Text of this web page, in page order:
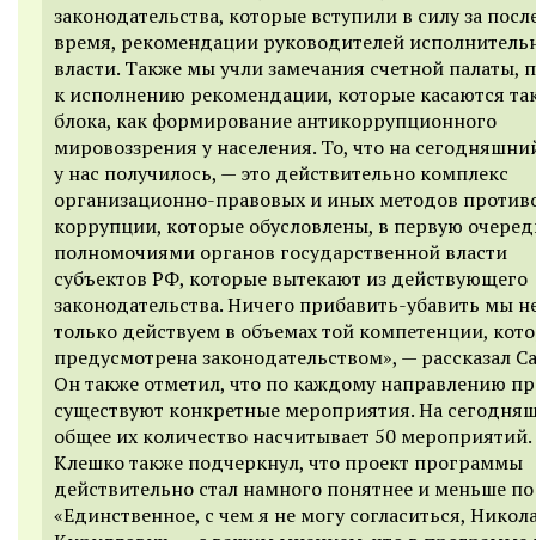
законодательства, которые вступили в силу за
время, рекомендации руководителей
власти. Также мы учли замечания счетной палаты,
к исполнению рекомендации, которые касаются
блока, как формирование антикоррупционного
мировоззрения у населения. То, что на
у нас получилось, — это действительно комплекс
организационно-правовых и иных методов
коррупции, которые обусловлены, в первую
полномочиями органов государственной власти
субъектов РФ, которые вытекают из действующего
законодательства. Ничего прибавить-убавить мы
только действуем в объемах той компетенции,
предусмотрена законодательством», — рассказал
Он также отметил, что по каждому направлению
существуют конкретные мероприятия. На
общее их количество насчитывает 50
Клешко также подчеркнул, что проект программы
действительно стал намного понятнее и меньше
«Единственное, с чем я не могу согласиться,